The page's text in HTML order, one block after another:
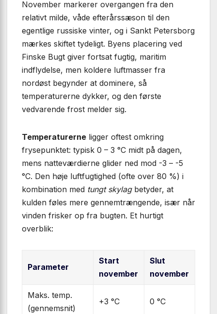
November markerer overgangen fra den
relativt milde, våde efterårssæson til den
egentlige russiske vinter, og i Sankt Petersborg
mærkes skiftet tydeligt. Byens placering ved
Finske Bugt giver fortsat fugtig, maritim
indflydelse, men koldere luftmasser fra
nordøst begynder at dominere, så
temperaturerne dykker, og den første
vedvarende frost melder sig.
Temperaturerne ligger oftest omkring
frysepunktet: typisk 0 – 3 °C midt på dagen,
mens natteværdierne glider ned mod -3 – -5
°C. Den høje luftfugtighed (ofte over 80 %) i
kombination med tungt skylagbetyder, at
kulden føles mere gennemtrængende, især når
vinden frisker op fra bugten. Et hurtigt
overblik:
Parameter
Start
november
Slut
november
Maks. temp.
(gennemsnit)
+3 °C 0 °C